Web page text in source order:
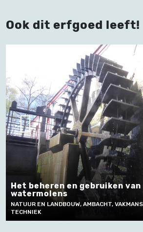
Ook dit erfgoed leeft!
Het beheren en gebruiken van
watermolens
NATUUR EN LANDBOUW, AMBACHT,
TECHNIEK